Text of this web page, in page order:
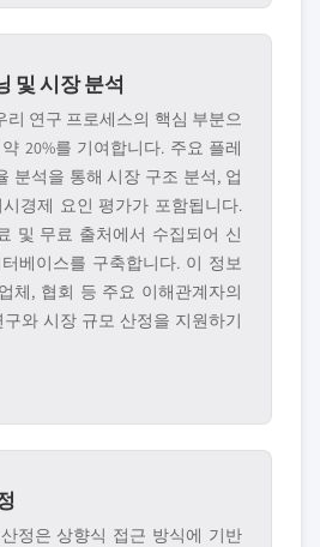
및 시장 분석
리 연구 프로세스의 핵심 부분으
20%를 기여합니다. 주요 플레
분석을 통해 시장 구조 분석, 업
경제 요인 평가가 포함됩니다.
및 무료 출처에서 수집되어 신
베이스를 구축합니다. 이 정보
체, 협회 등 주요 이해관계자의
와 시장 규모 산정을 지원하기
정은 상향식 접근 방식에 기반